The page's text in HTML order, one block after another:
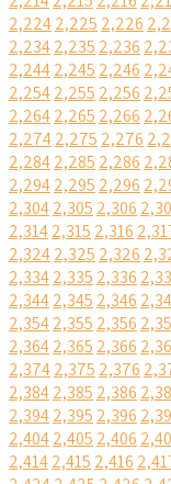
2,2242,225 2,226
2,2342,235 2,236
2,2442,245 2,246
2,2542,255 2,256
2,2642,265 2,266
2,2742,275 2,276
2,2842,285 2,286
2,2942,295 2,296
2,3042,305 2,306
2,3142,315 2,316
2,3242,325 2,326
2,3342,335 2,336
2,3442,345 2,346
2,3542,355 2,356
2,3642,365 2,366
2,3742,375 2,376
2,3842,385 2,386
2,3942,395 2,396
2,4042,405 2,406
2,4142,415 2,416